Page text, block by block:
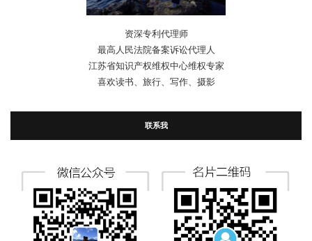
资深专利代理师
最高人民法院备案诉讼代理人
江苏省知识产权维权中心维权专家
喜欢读书、旅行、写作、摄影
联系我